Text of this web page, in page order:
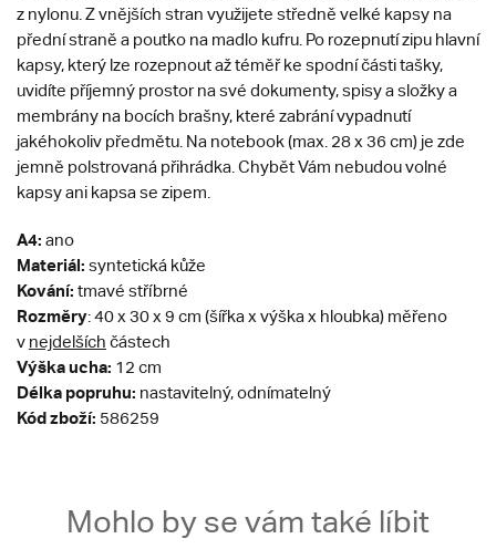
z nylonu. Z vnějších stran využijete středně velké kapsy na
přední straně a poutko na madlo kufru. Po rozepnutí zipu hlavní
kapsy, který lze rozepnout až téměř ke spodní části tašky,
uvidíte příjemný prostor na své dokumenty, spisy a složky a
membrány na bocích brašny, které zabrání vypadnutí
jakéhokoliv předmětu. Na notebook (max. 28 x 36 cm) je zde
jemně polstrovaná přihrádka. Chybět Vám nebudou volné
kapsy ani kapsa se zipem.
A4: ano
Materiál: syntetická kůže
Kování: tmavé stříbrné
Rozměry: 40 x 30 x 9 cm (šířka x výška x hloubka) měřeno
v nejdelších částech
Výška ucha: 12 cm
Délka popruhu: nastavitelný, odnímatelný
Kód zboží: 586259
Mohlo by se vám také líbit